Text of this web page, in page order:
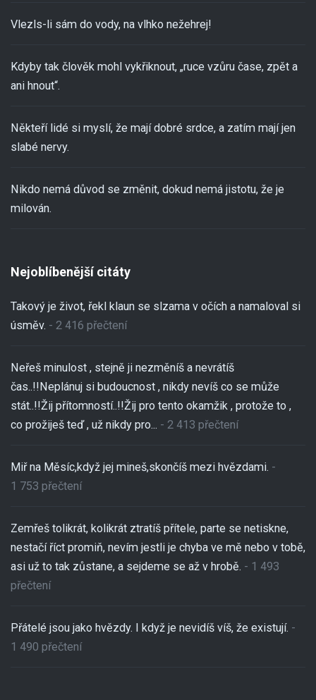
Vlezls-li sám do vody, na vlhko nežehrej!
Kdyby tak člověk mohl vykřiknout, „ruce vzůru čase, zpět a
ani hnout“.
Někteří lidé si myslí, že mají dobré srdce, a zatím mají jen
slabé nervy.
Nikdo nemá důvod se změnit, dokud nemá jistotu, že je
milován.
Nejoblíbenější citáty
Takový je život, řekl klaun se slzama v očích a namaloval si
úsměv. - 2 416 přečtení
Neřeš minulost , stejně ji nezměníš a nevrátíš
čas..!!Neplánuj si budoucnost , nikdy nevíš co se může
stát..!!Žij přítomností..!!Žij pro tento okamžik , protože to ,
co prožiješ teď , už nikdy pro... - 2 413 přečtení
Miř na Měsíc,když jej mineš,skončíš mezi hvězdami. -
1 753 přečtení
Zemřeš tolikrát, kolikrát ztratíš přítele, parte se netiskne,
nestačí říct promiň, nevím jestli je chyba ve mě nebo v tobě,
asi už to tak zůstane, a sejdeme se až v hrobě. - 1 493
přečtení
Přátelé jsou jako hvězdy. I když je nevidíš víš, že existují. -
1 490 přečtení